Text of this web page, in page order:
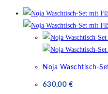
Noja Waschtisch-
630,00€